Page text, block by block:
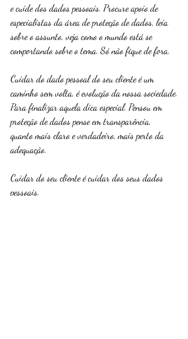
e cuide dos dados pessoais. Procure apoio de
especialistas da área de proteção de dados, leia
sobre o assunto, veja como o mundo está se
comportando sobre o tema. Só não fique de fora.
Cuidar do dado pessoal do seu cliente é um
caminho sem volta, é evolução da nossa sociedade.
Para finalizar aquela dica especial. Pensou em
proteção de dados pense em transparência,
quanto mais claro e verdadeiro, mais perto da
adequação.
Cuidar do seu cliente é cuidar dos seus dados
pessoais.